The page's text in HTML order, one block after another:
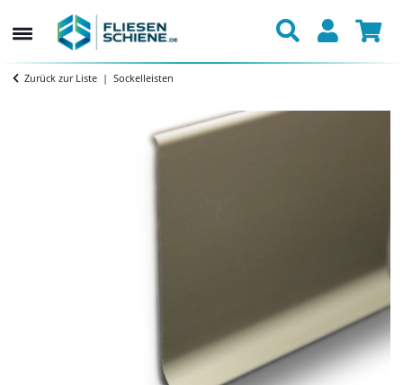
Zurück zur Liste Sockelleisten